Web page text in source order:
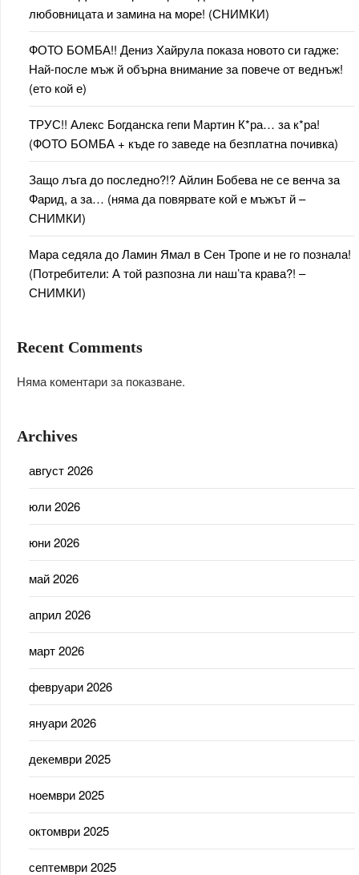
любовницата и замина на море! (СНИМКИ)
ФОТО БОМБА!! Дениз Хайрула показа новото си гадже:
Най-после мъж й обърна внимание за повече от веднъж!
(ето кой е)
ТРУС!! Алекс Богданска гепи Мартин К*ра… за к*ра!
(ФОТО БОМБА + къде го заведе на безплатна почивка)
Защо лъга до последно?!? Айлин Бобева не се венча за
Фарид, а за… (няма да повярвате кой е мъжът й –
СНИМКИ)
Мара седяла до Ламин Ямал в Сен Тропе и не го познала!
(Потребители: А той разпозна ли наш’та крава?! –
СНИМКИ)
Recent Comments
Няма коментари за показване.
Archives
август 2026
юли 2026
юни 2026
май 2026
април 2026
март 2026
февруари 2026
януари 2026
декември 2025
ноември 2025
октомври 2025
септември 2025